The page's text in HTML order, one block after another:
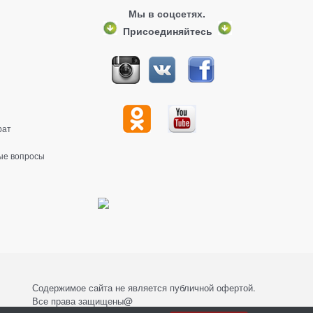
вопросы
Мы в соцсетях.
Присоединяйтесь
Содержимое сайта не является публичной офертой.
Все права защищены@